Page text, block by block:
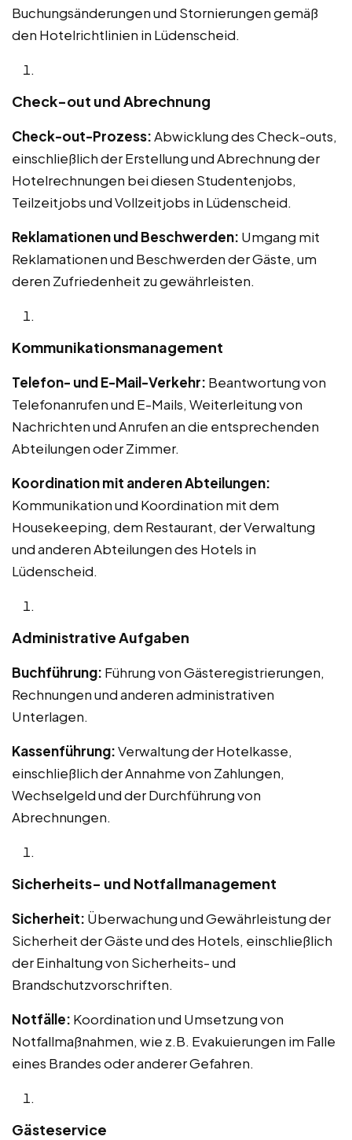
Buchungsänderungen und Stornierungen gemäß
den Hotelrichtlinien in Lüdenscheid.
Check-out und Abrechnung
Check-out-Prozess:Abwicklung des Check-outs,
einschließlich der Erstellung und Abrechnung der
Hotelrechnungen bei diesen Studentenjobs,
Teilzeitjobs und Vollzeitjobs in Lüdenscheid.
Reklamationen und Beschwerden: Umgang mit
Reklamationen und Beschwerden der Gäste, um
deren Zufriedenheit zu gewährleisten.
Kommunikationsmanagement
Telefon- und E-Mail-Verkehr: Beantwortung von
Telefonanrufen und E-Mails, Weiterleitung von
Nachrichten und Anrufen an die entsprechenden
Abteilungen oder Zimmer.
Koordination mit anderen Abteilungen:
Kommunikation und Koordination mit dem
Housekeeping, dem Restaurant, der Verwaltung
und anderen Abteilungen des Hotels in
Lüdenscheid.
Administrative Aufgaben
Buchführung: Führung von Gästeregistrierungen,
Rechnungen und anderen administrativen
Unterlagen.
Kassenführung:Verwaltung der Hotelkasse,
einschließlich der Annahme von Zahlungen,
Wechselgeld und der Durchführung von
Abrechnungen.
Sicherheits- und Notfallmanagement
Sicherheit: Überwachung und Gewährleistung der
Sicherheit der Gäste und des Hotels, einschließlich
der Einhaltung von Sicherheits- und
Brandschutzvorschriften.
Notfälle: Koordination und Umsetzung von
Notfallmaßnahmen, wie z.B. Evakuierungen im Falle
eines Brandes oder anderer Gefahren.
Gästeservice